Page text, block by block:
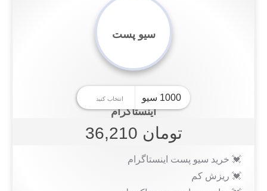
سیو پست
اینستاگرام
تومان 36,210
💓 خرید سیو پست اینستاگرام
💓 ریزش کم